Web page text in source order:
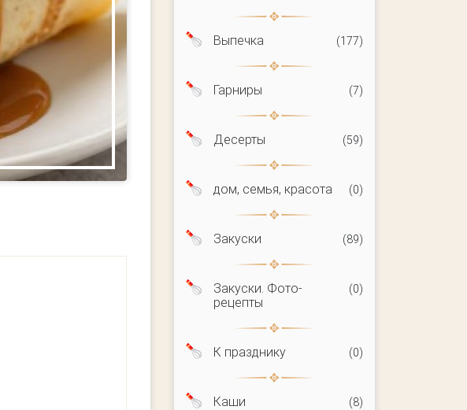
Выпечка (177)
Гарниры (7)
Десерты (59)
дом, семья, красота (0)
Закуски (89)
Закуски. Фото-
рецепты
(0)
К празднику (0)
Каши (8)